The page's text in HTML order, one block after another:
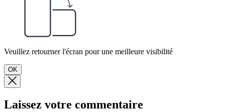
Veuillez retourner l'écran pour une meilleure visibilité
OK
Laissez votre commentaire